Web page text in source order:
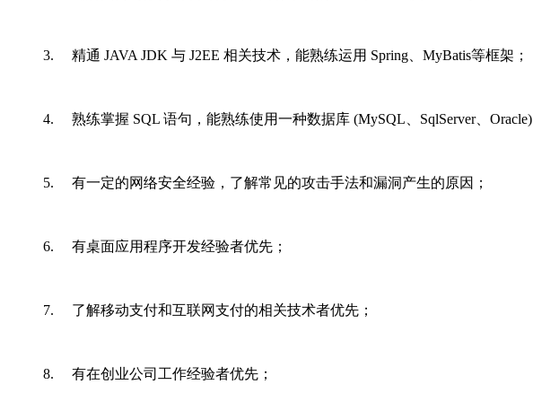
3. 精通 JAVA JDK 与 J2EE 相关技术，能熟练运用 Spring、MyBatis等框架；
4. 熟练掌握 SQL 语句，能熟练使用一种数据库 (MySQL、SqlServer、Oracle)
5. 有一定的网络安全经验，了解常见的攻击手法和漏洞产生的原因；
6. 有桌面应用程序开发经验者优先；
7. 了解移动支付和互联网支付的相关技术者优先；
8. 有在创业公司工作经验者优先；